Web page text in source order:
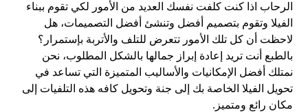
الرحاب اذا كنت كلفت نفسك العديد من الأمور لكي تقوم ببناء
الفيلا وتقوم بتصميم أفضل وتنشئ أفضل التصميمات، هل
لاحظت أن كل تلك الأمور تتعرض للتلف والأتربة بإستمرار؟
بالطبع أنت تريد إعادة إبراز جمالها بالشكل المطلوب، نحن
نمتلك أفضل الإمكانيات والأساليب المتميزة التي تساعد في
تحويل الفيلا الخاصة بك إلى جنة وتحويل كافه هذه التلفيات إلى
مكان رائع ومتميز.